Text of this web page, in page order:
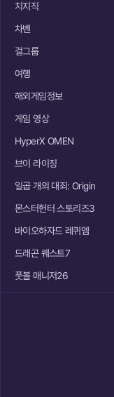
치지직
차벤
걸그룹
여행
해외게임정보
게임 영상
HyperX OMEN
브이 라이징
일곱 개의 대죄: Origin
몬스터헌터 스토리즈3
바이오하자드 레퀴엠
드래곤 퀘스트7
풋볼 매니저26